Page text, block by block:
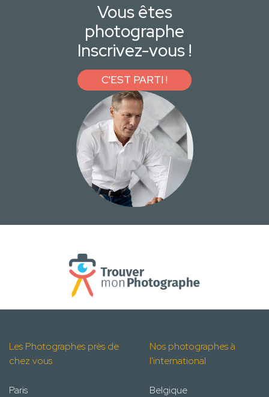
Vous êtes
photographe
Inscrivez-vous !
C'EST PARTI !
Les Photographes près de
chez vous
Paris
Nos photographes à
l'international
Belgique